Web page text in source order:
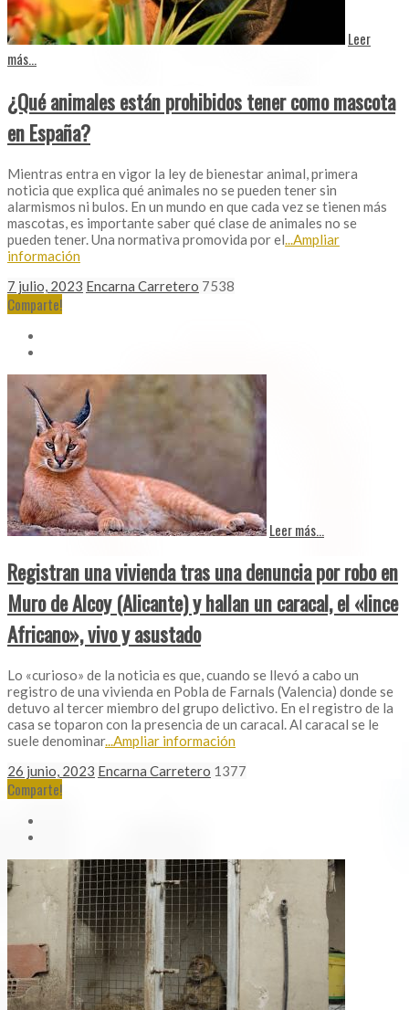
Leer
más...
¿Qué animales están prohibidos tener como mascota
en España?
Mientras entra en vigor la ley de bienestar animal, primera
noticia que explica qué animales no se pueden tener sin
alarmismos ni bulos. En un mundo en que cada vez se tienen más
mascotas, es importante saber qué clase de animales no se
pueden tener. Una normativa promovida por el...Ampliar
información
7 julio, 2023 Encarna Carretero 7538
Comparte!
Leer más...
Registran una vivienda tras una denuncia por robo en
Muro de Alcoy (Alicante) y hallan un caracal, el «lince
Africano», vivo y asustado
Lo «curioso» de la noticia es que, cuando se llevó a cabo un
registro de una vivienda en Pobla de Farnals (Valencia) donde se
detuvo al tercer miembro del grupo delictivo. En el registro de la
casa se toparon con la presencia de un caracal. Al caracal se le
suele denominar...Ampliar información
26 junio, 2023 Encarna Carretero 1377
Comparte!